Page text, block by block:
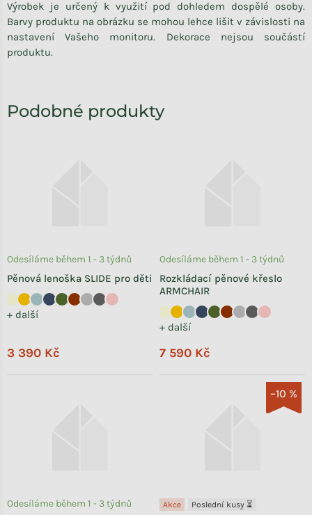
Výrobek je určený k využití pod dohledem dospělé osoby.
Barvy produktu na obrázku se mohou lehce lišit v závislosti na
nastavení Vašeho monitoru. Dekorace nejsou součástí
produktu.
Pěnová lenoška SLIDE pro děti
+ další
Odesíláme během 1 - 3 týdnů
3 390 Kč
Rozkládací pěnové křeslo
ARMCHAIR
+ další
Odesíláme během 1 - 3 týdnů
7 590 Kč
Odesíláme během 1 - 3 týdnů
–10 %
Akce Poslední kusy ⏳